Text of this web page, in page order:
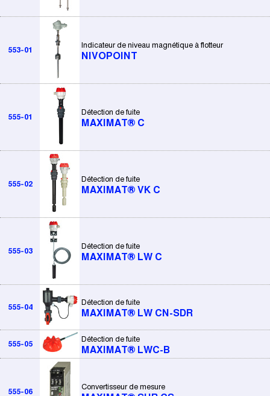
553-01
Indicateur de niveau magnétique à flotteur
NIVOPOINT
555-01
Détection de fuite
MAXIMAT® C
555-02
Détection de fuite
MAXIMAT® VK C
555-03
Détection de fuite
MAXIMAT® LW C
555-04
Détection de fuite
MAXIMAT® LW CN-SDR
555-05
Détection de fuite
MAXIMAT® LWC-B
555-06
Convertisseur de mesure